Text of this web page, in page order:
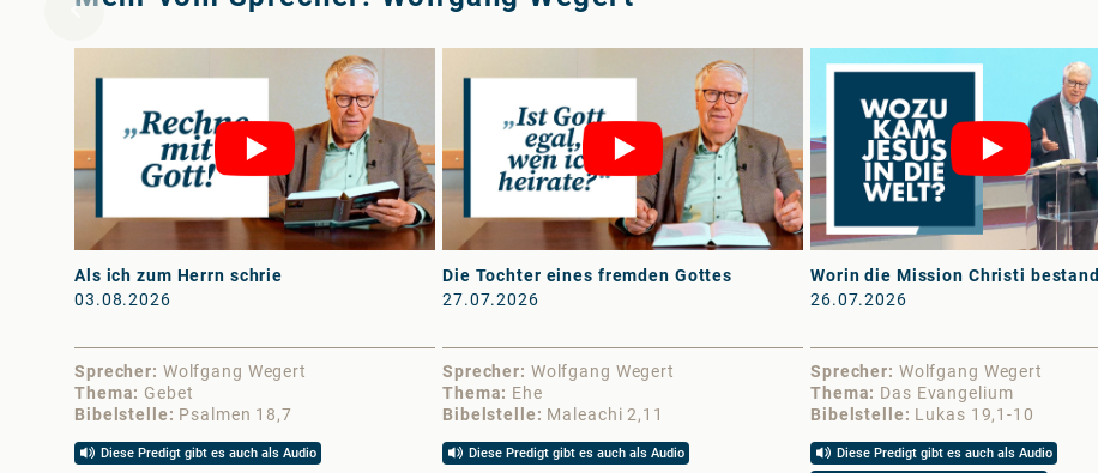
Als ich zum Herrn schrie
03.08.2026
Sprecher
Wolfgang Wegert
Thema
Gebet
Bibelstelle
Psalmen 18,7
Diese Predigt gibt es auch als Audio
Die Tochter eines fremden Gottes
27.07.2026
Sprecher
Wolfgang Wegert
Thema
Ehe
Bibelstelle
Maleachi 2,11
Diese Predigt gibt es auch als Audio
Worin die Mission Christi bestand
26.07.2026
Sprecher
Wolfgang Wegert
Thema
Das Evangelium
Bibelstelle
Lukas 19,1-10
Diese Predigt gibt es auch als Audio